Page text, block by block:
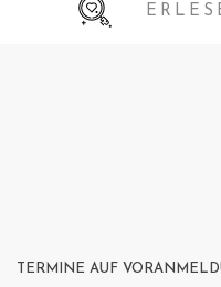
TERMINE AUF